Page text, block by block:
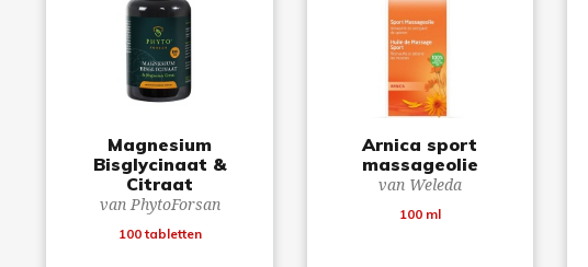
Magnesium
Bisglycinaat &
Citraat
van PhytoForsan
100 tabletten
Arnica sport
massageolie
van Weleda
100 ml